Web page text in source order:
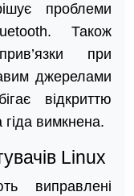
проблеми
Також
при
джерелами
відкриттю
вимкнена.
Linux
виправлені